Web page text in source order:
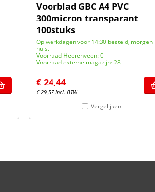
Voorblad GBC A4 PVC
300micron transparant
100stuks
Op werkdagen voor 14:30 besteld, morgen
huis.
Voorraad Heerenveen: 0
Voorraad externe magazijn: 28
€ 24,44
€29,57 Incl. BTW
Vergelijken